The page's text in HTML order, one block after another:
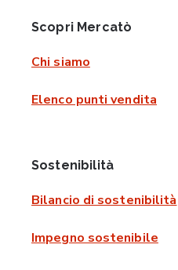
Scopri Mercatò
Chi siamo
Elenco punti vendita
Sostenibilità
Bilancio di sostenibilità
Impegno sostenibile